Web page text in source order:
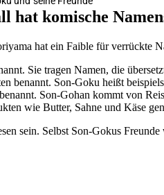
hat komische
hat ein Faible für verrückte
Sie tragen Namen, die
benannt. Son-Goku heißt
Son-Gohan kommt von
wie Butter, Sahne und Käse
sein. Selbst Son-Gokus